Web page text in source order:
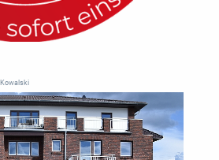
| Kowalski